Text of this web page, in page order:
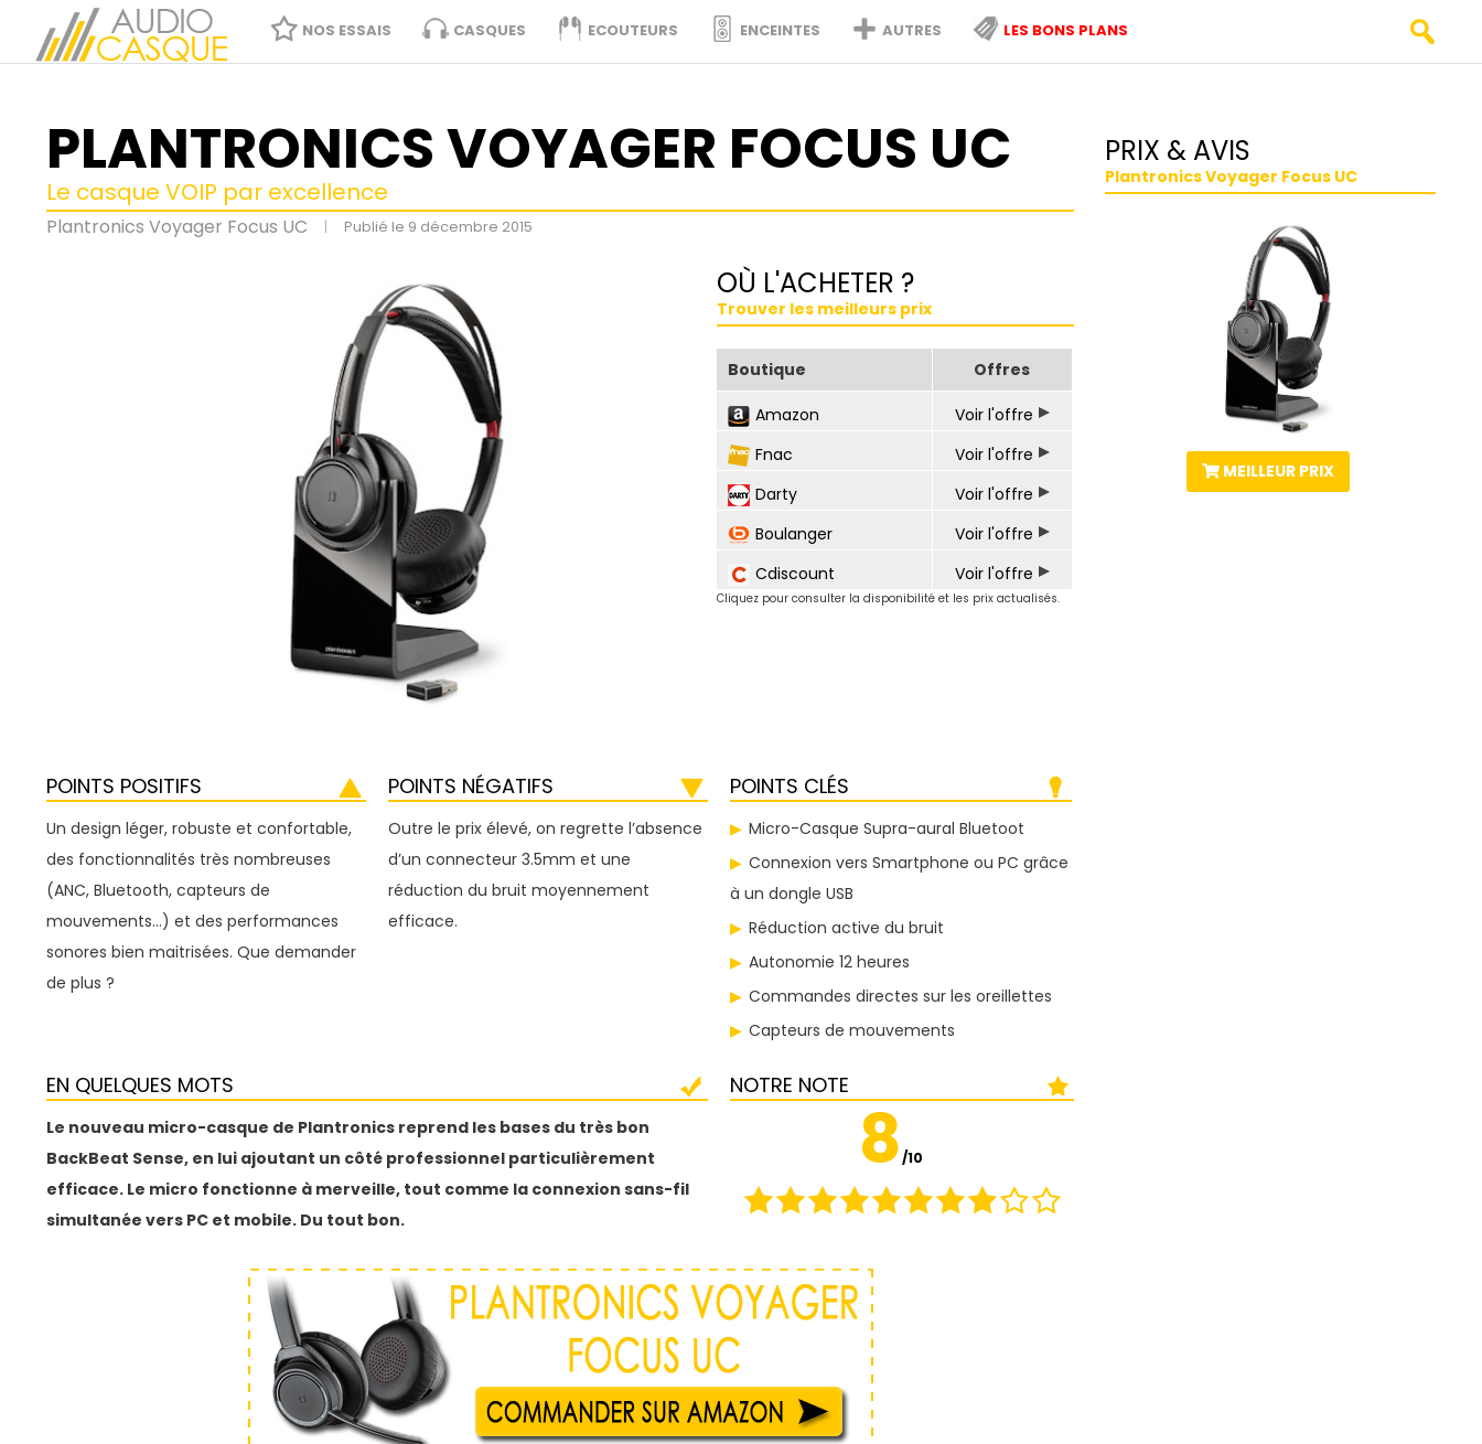
NOS ESSAIS CASQUES ECOUTEURS ENCEINTES AUTRES LES BONS PLANS
PLANTRONICS VOYAGER FOCUS UC
Le casque VOIP par excellence
Plantronics Voyager Focus UC | Publié le 9 décembre 2015
OÙ L'ACHETER ?
Trouver les meilleurs prix
Boutique Offres
Amazon
Voir l'offre
Fnac
Voir l'offre
Darty
Voir l'offre
Boulanger
Voir l'offre
Cdiscount
Voir l'offre
Cliquez pour consulter la disponibilité et les prix actualisés.
POINTS POSITIFS
Un design léger, robuste et confortable,
des fonctionnalités très nombreuses
(ANC, Bluetooth, capteurs de
mouvements…) et des performances
sonores bien maitrisées. Que demander
de plus ?
POINTS NÉGATIFS
Outre le prix élevé, on regrette l’absence
d’un connecteur 3.5mm et une
réduction du bruit moyennement
efficace.
POINTS CLÉS
Micro-Casque Supra-aural Bluetoot
Connexion vers Smartphone ou PC grâce
à un dongle USB
Réduction active du bruit
Autonomie 12 heures
Commandes directes sur les oreillettes
Capteurs de mouvements
EN QUELQUES MOTS
Le nouveau micro-casque de Plantronics reprend les bases du très bon
BackBeat Sense, en lui ajoutant un côté professionnel particulièrement
efficace. Le micro fonctionne à merveille, tout comme la connexion sans-fil
simultanée vers PC et mobile. Du tout bon.
NOTRE NOTE
8/10
PRIX & AVIS
Plantronics Voyager Focus UC
MEILLEUR PRIX